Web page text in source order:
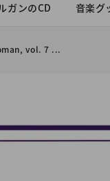
ガンのCD 音楽グ
vol. 7 ...